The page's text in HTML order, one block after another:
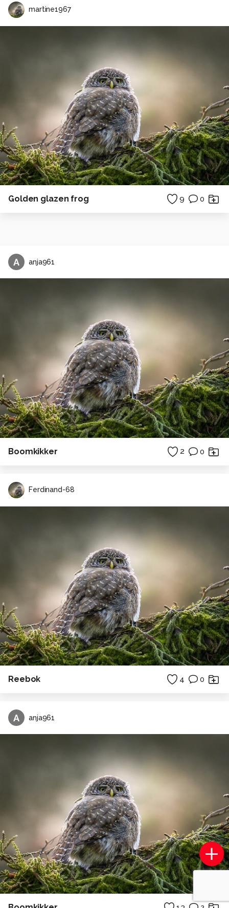
martine1967
Golden glazen frog 9 0
A anja961
Boomkikker 2 0
Ferdinand-68
Reebok 4 0
A anja961